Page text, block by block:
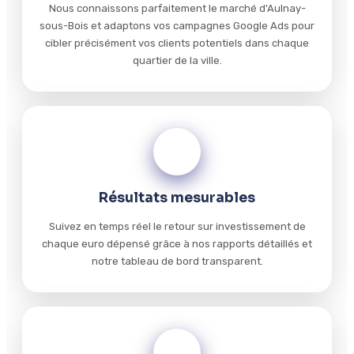
Nous connaissons parfaitement le marché d'Aulnay-
sous-Bois et adaptons vos campagnes Google Ads pour
cibler précisément vos clients potentiels dans chaque
quartier de la ville.
Résultats mesurables
Suivez en temps réel le retour sur investissement de
chaque euro dépensé grâce à nos rapports détaillés et
notre tableau de bord transparent.